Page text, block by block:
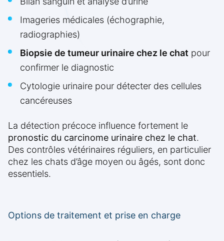
Imageries médicales (échographie,
radiographies)
Biopsie de tumeur urinaire chez le chat pour
confirmer le diagnostic
Cytologie urinaire pour détecter des cellules
cancéreuses
La détection précoce influence fortement le
pronostic du carcinome urinaire chez le chat.
Des contrôles vétérinaires réguliers, en particulier
chez les chats d’âge moyen ou âgés, sont donc
essentiels.
Options de traitement et prise en charge